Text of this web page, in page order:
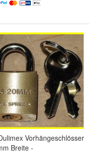
Vorhängeschlösser
Breite -